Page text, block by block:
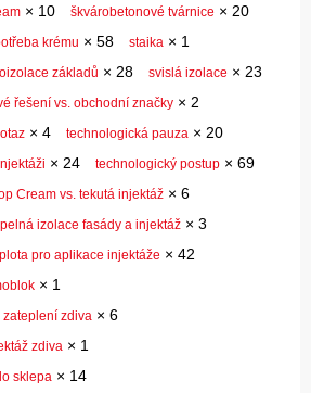
× 10 škvárobetonové tvárnice × 20
krému × 58 staika × 1
základů × 28 svislá izolace × 23
řešení vs. obchodní značky × 2
× 4 technologická pauza × 20
× 24 technologický postup × 69
Cream vs. tekutá injektáž × 6
izolace fasády a injektáž × 3
pro aplikace injektáže × 42
× 1
zdiva × 6
zdiva × 1
sklepa × 14